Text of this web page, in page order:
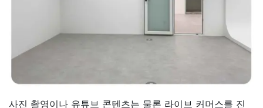
사진 촬영이나 유튜브 콘텐츠는 물론 라이브 커머스를 진